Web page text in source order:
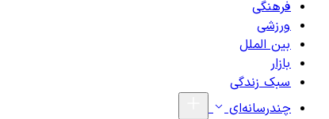
فرهنگی
ورزشی
بین الملل
بازار
سبک زندگی
چندرسانه‌ای